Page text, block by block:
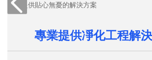
為您提供貼心無憂的解決方案
專業提供凈化工程解